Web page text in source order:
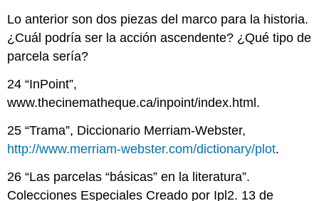
Lo anterior son dos piezas del marco para la historia.
¿Cuál podría ser la acción ascendente? ¿Qué tipo de
parcela sería?
24 “InPoint”,
www.thecinematheque.ca/inpoint/index.html.
25 “Trama”, Diccionario Merriam-Webster,
http://www.merriam-webster.com/dictionary/plot.
26 “Las parcelas “básicas” en la literatura”.
Colecciones Especiales Creado por Ipl2. 13 de